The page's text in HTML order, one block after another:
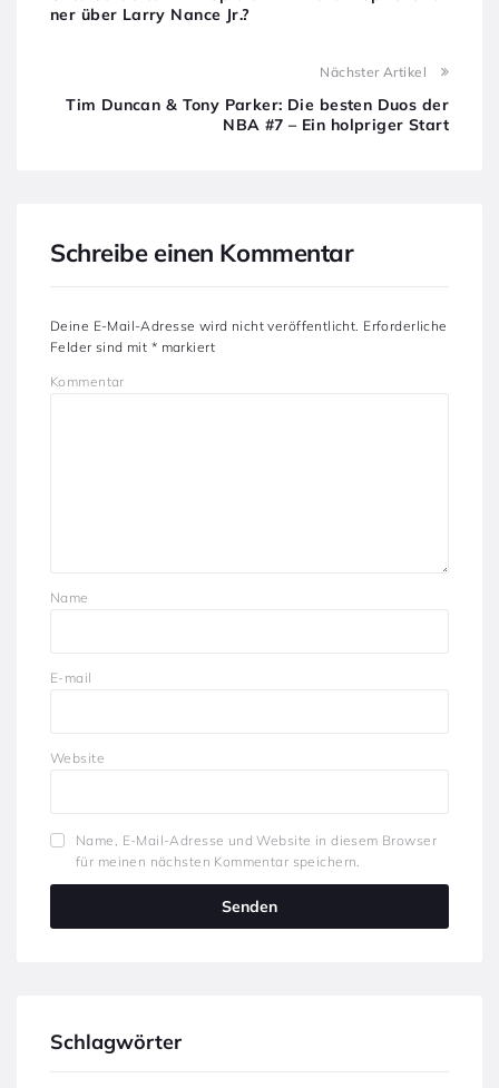
ner über Larry Nance Jr.?
Nächster Artikel
Tim Duncan & Tony Parker: Die besten Duos der
NBA #7 – Ein holpriger Start
Schreibe einen Kommentar
Deine E-Mail-Adresse wird nicht veröffentlicht. Erforderliche
Felder sind mit * markiert
Kommentar
Name
E-mail
Website
Name, E-Mail-Adresse und Website in diesem Browser
für meinen nächsten Kommentar speichern.
Schlagwörter